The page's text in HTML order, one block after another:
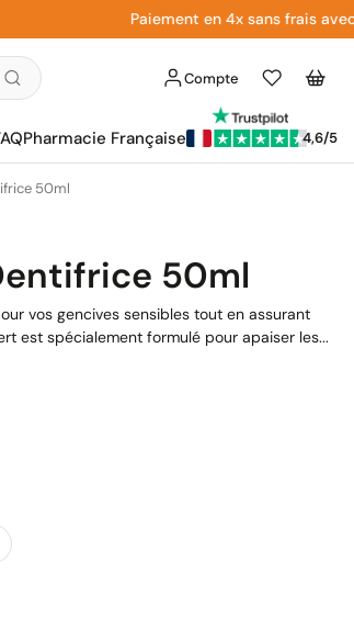
Paiement en 4x sans frais avec
Compte
Liste
d'envies
Panier
Pharmacie Française 4,6/5
50ml
50ml
vos gencives sensibles tout en assurant
est spécialement formulé pour apaiser les...